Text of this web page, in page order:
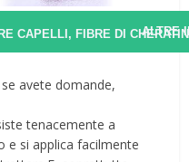
ALTRE
avete domande,
tenacemente a
e si applica facilmente